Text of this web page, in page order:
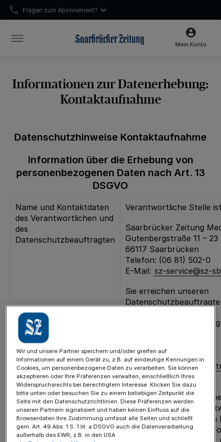
Unsere Öffnungszeiten:
Mo-Fr 7:15-15:30 Uhr | Sa 7:15-13:00 Uhr
Fragen zum Abonnement?
Mein Konto
Informationen zur Datenerhebung:
Kontaktaufnahme
Datenschutzhinweise Kontaktaufnahme
Information über die Erhebung von
personenbezogenen Daten nach Art. 13
DSGVO
Name und Kontaktdaten
des Verantwortlichen und
des
Datenschutzbeauftragten
Verantwortliche Stelle
Saarbrücker Zeitung
Gutenbergstraße 11 – 23
66117 Saarbrücken
Telefon: (06 81) 502-0
E-Mail: sz-service@sz-
Sie erreichen unseren
Rheinische Post
E-
Mail:
post.de
Zwecke und
Rechtsgrundlagen für die
Verarbeitung
personenbezogener
Die Verarbeitung Ihrer
Daten erfolgt zur
Fragen oder Anliegen im
Kontaktaufnahme per
Wir und unsere Partner speichern und/oder greifen auf
Informationen auf einem Gerät zu, z.B. auf eindeutige Kennungen in
Cookies, um personenbezogene Daten zu verarbeiten. Sie können
akzeptieren oder Ihre Präferenzen verwalten, einschließlich Ihres
Widerspruchsrechts bei berechtigtem Interesse. Klicken Sie dazu
bitte unten oder besuchen Sie zu einem beliebigen Zeitpunkt die
Seite mit den Datenschutzrichtlinien. Diese Präferenzen werden
unseren Partnern signalisiert und haben keinen Einfluss auf die
Browserdaten Ihre Zustimmung umfasst alle Seiten und schließt
gem. Art. 49 Abs. 1 S. 1 lit. a DSGVO auch die Datenverarbeitung
außerhalb des EWR, z.B. in den USA